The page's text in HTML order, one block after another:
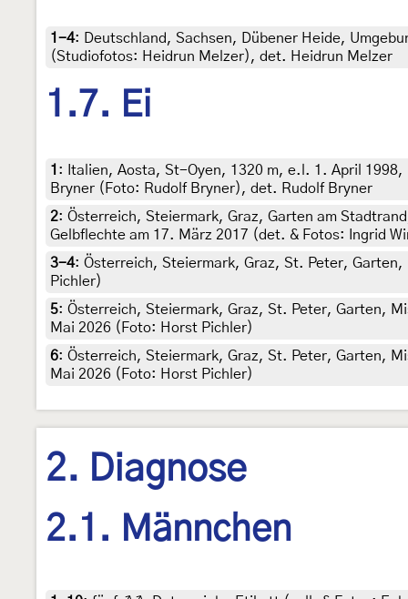
1-4: Deutschland, Sachsen, Dübener Heide,
(Studiofotos: Heidrun Melzer), det. Heidrun Melzer
1.7. Ei
1 :
Italien, Aosta, St-Oyen, 1320 m, e.l. 1. April
Bryner (Foto: Rudolf Bryner), det. Rudolf Bryner
2: Österreich, Steiermark, Graz, Garten am
Gelbflechte am 17. März 2017 (det. & Fotos: Ingrid
3-4: Österreich, Steiermark, Graz, St. Peter,
Pichler)
5: Österreich, Steiermark, Graz, St. Peter, Garten,
Mai 2026 (Foto: Horst Pichler)
6: Österreich, Steiermark, Graz, St. Peter, Garten,
Mai 2026 (Foto: Horst Pichler)
2. Diagnose
2.1. Männchen